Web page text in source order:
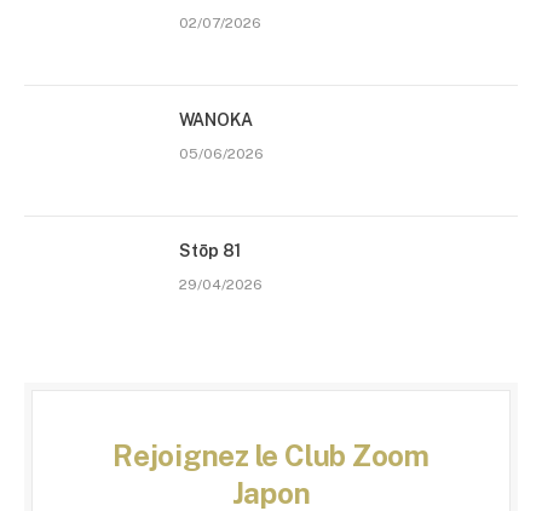
02/07/2026
WANOKA
05/06/2026
Stōp 81
29/04/2026
Rejoignez le Club Zoom
Japon